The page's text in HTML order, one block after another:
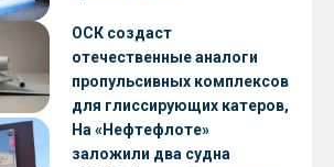
ОСК создаст
отечественные аналоги
пропульсивных комплексов
для глиссирующих катеров,
скоростных судов и судов с
малой осадкой
На «Нефтефлоте»
заложили два судна